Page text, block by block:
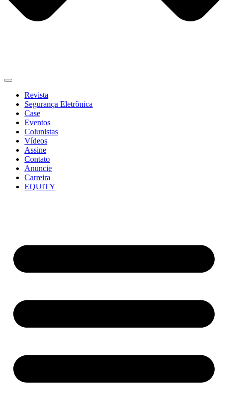
Revista
Segurança Eletrônica
Case
Eventos
Colunistas
Vídeos
Assine
Contato
Anuncie
Carreira
EQUITY